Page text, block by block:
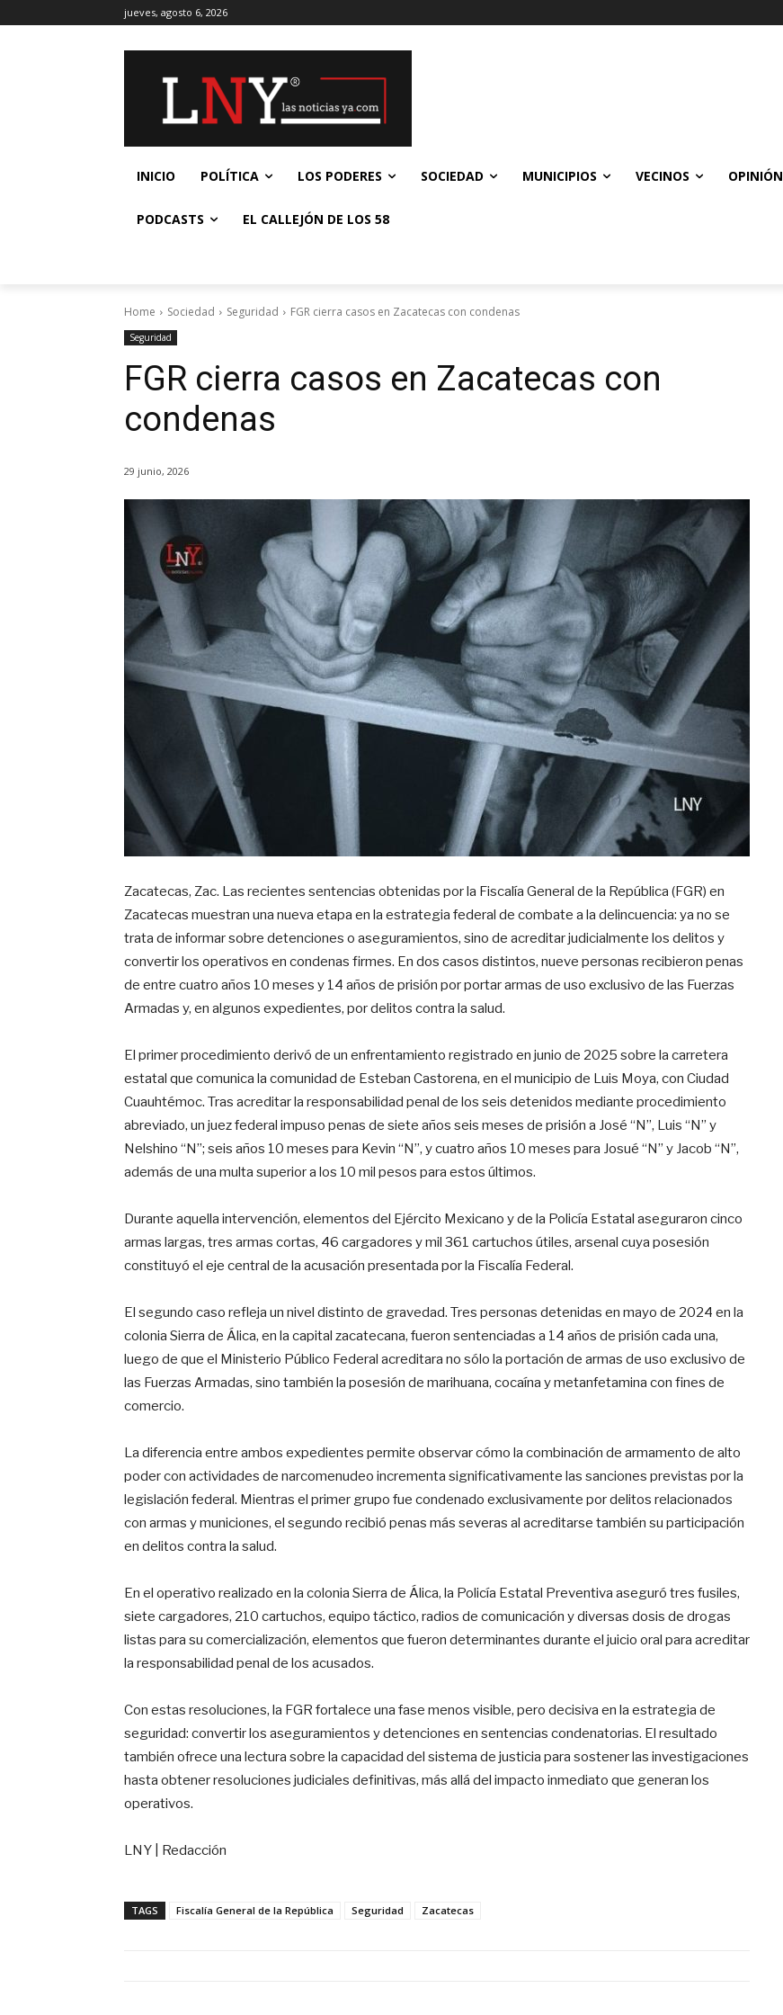
jueves, agosto 6, 2026
INICIO POLÍTICA LOS PODERES SOCIEDAD MUNICIPIOS VECINOS OPINIÓN
PODCASTS EL CALLEJÓN DE LOS 58
Home Sociedad Seguridad FGR cierra casos en Zacatecas con condenas
Seguridad
FGR cierra casos en Zacatecas con
condenas
29 junio, 2026
Zacatecas, Zac. Las recientes sentencias obtenidas por la Fiscalía General de la República (FGR) en
Zacatecas muestran una nueva etapa en la estrategia federal de combate a la delincuencia: ya no se
trata de informar sobre detenciones o aseguramientos, sino de acreditar judicialmente los delitos y
convertir los operativos en condenas firmes. En dos casos distintos, nueve personas recibieron penas
de entre cuatro años 10 meses y 14 años de prisión por portar armas de uso exclusivo de las Fuerzas
Armadas y, en algunos expedientes, por delitos contra la salud.
El primer procedimiento derivó de un enfrentamiento registrado en junio de 2025 sobre la carretera
estatal que comunica la comunidad de Esteban Castorena, en el municipio de Luis Moya, con Ciudad
Cuauhtémoc. Tras acreditar la responsabilidad penal de los seis detenidos mediante procedimiento
abreviado, un juez federal impuso penas de siete años seis meses de prisión a José “N”, Luis “N” y
Nelshino “N”; seis años 10 meses para Kevin “N”, y cuatro años 10 meses para Josué “N” y Jacob “N”,
además de una multa superior a los 10 mil pesos para estos últimos.
Durante aquella intervención, elementos del Ejército Mexicano y de la Policía Estatal aseguraron cinco
armas largas, tres armas cortas, 46 cargadores y mil 361 cartuchos útiles, arsenal cuya posesión
constituyó el eje central de la acusación presentada por la Fiscalía Federal.
El segundo caso refleja un nivel distinto de gravedad. Tres personas detenidas en mayo de 2024 en la
colonia Sierra de Álica, en la capital zacatecana, fueron sentenciadas a 14 años de prisión cada una,
luego de que el Ministerio Público Federal acreditara no sólo la portación de armas de uso exclusivo de
las Fuerzas Armadas, sino también la posesión de marihuana, cocaína y metanfetamina con fines de
comercio.
La diferencia entre ambos expedientes permite observar cómo la combinación de armamento de alto
poder con actividades de narcomenudeo incrementa significativamente las sanciones previstas por la
legislación federal. Mientras el primer grupo fue condenado exclusivamente por delitos relacionados
con armas y municiones, el segundo recibió penas más severas al acreditarse también su participación
en delitos contra la salud.
En el operativo realizado en la colonia Sierra de Álica, la Policía Estatal Preventiva aseguró tres fusiles,
siete cargadores, 210 cartuchos, equipo táctico, radios de comunicación y diversas dosis de drogas
listas para su comercialización, elementos que fueron determinantes durante el juicio oral para acreditar
la responsabilidad penal de los acusados.
Con estas resoluciones, la FGR fortalece una fase menos visible, pero decisiva en la estrategia de
seguridad: convertir los aseguramientos y detenciones en sentencias condenatorias. El resultado
también ofrece una lectura sobre la capacidad del sistema de justicia para sostener las investigaciones
hasta obtener resoluciones judiciales definitivas, más allá del impacto inmediato que generan los
operativos.
LNY | Redacción
TAGS Fiscalía General de la República Seguridad Zacatecas